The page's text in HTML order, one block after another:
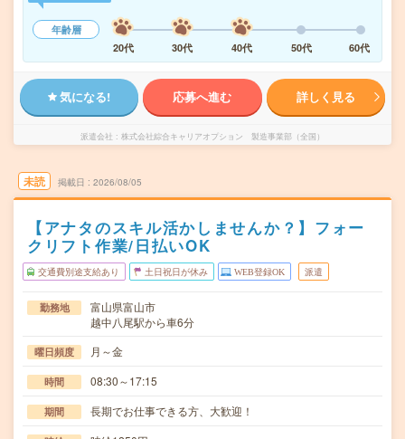
年齢層
20代
30代 40代 50代 60代
気になる! 応募へ進む 詳しく見る
派遣会社 株式会社綜合キャリアオプション 製造事業部（全国）
未読 掲載日 2026/08/05
【アナタのスキル活かしませんか？】フォー
クリフト作業/日払いOK
交通費別途支給あり 土日祝日が休み WEB登録OK 派遣
勤務地
富山県富山市
越中八尾駅から車6分
曜日頻度 月～金
時間 08:30～17:15
期間 長期でお仕事できる方、大歓迎！